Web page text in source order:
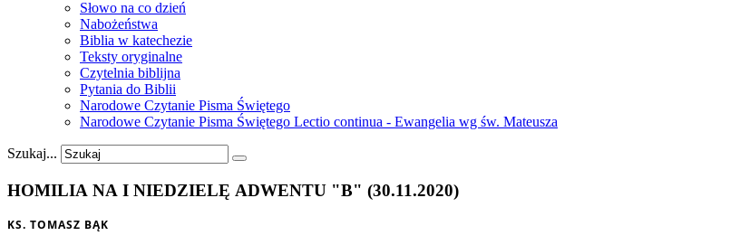
Słowo na co dzień
Nabożeństwa
Biblia w katechezie
Teksty oryginalne
Czytelnia biblijna
Pytania do Biblii
Narodowe Czytanie Pisma Świętego
Narodowe Czytanie Pisma Świętego Lectio continua - Ewangelia wg św. Mateusza
Szukaj...
HOMILIA NA I NIEDZIELĘ ADWENTU "B" (30.11.2020)
KS. TOMASZ BĄK